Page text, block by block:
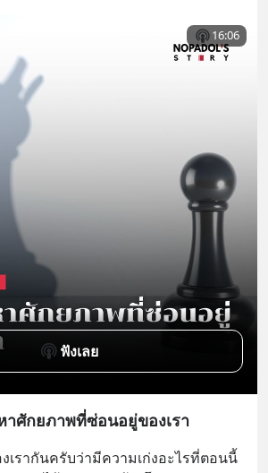
16:06
ฟังเลย
าศักยภาพที่ซ่อนอยู่ของเรา
รากันครับว่ามีความเก่งอะไรที่ตอนนี้